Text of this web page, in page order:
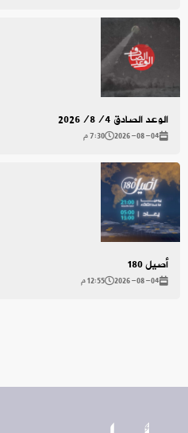
الوعد الصادق 2026/8/4
2026-08-04 7:30 م
أصيل 180
2026-08-04 12:55 م